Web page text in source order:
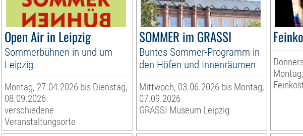
Open Air in Leipzig
Sommerbühnen in und um
Leipzig
Montag, 27.04.2026 bis Dienstag,
08.09.2026
verschiedene
Veranstaltungsorte
SOMMER im GRASSI
Buntes Sommer-Programm in
den Höfen und Innenräumen
Mittwoch, 03.06.2026 bis Montag,
07.09.2026
GRASSI Museum Leipzig